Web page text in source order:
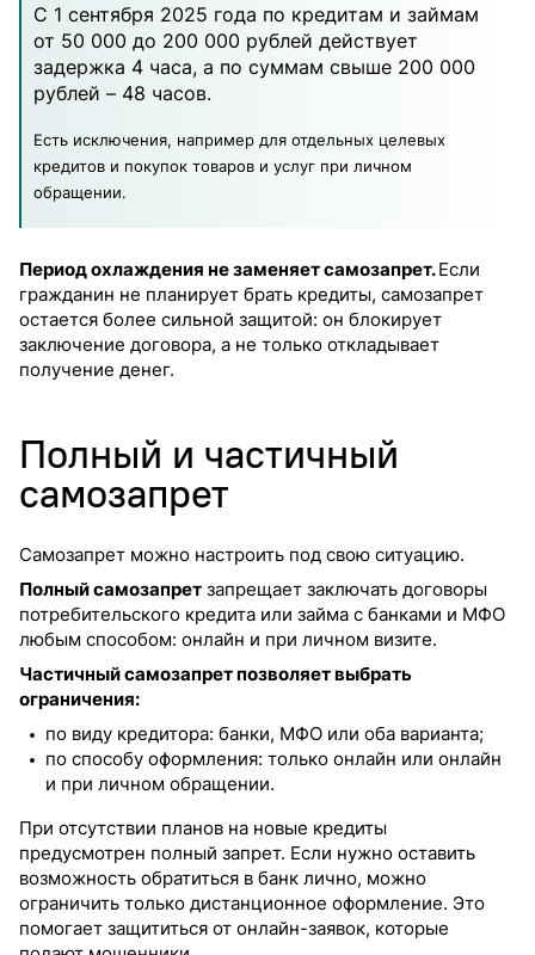
С 1 сентября 2025 года по кредитам и займам
от 50 000 до 200 000 рублей действует
задержка 4 часа, а по суммам свыше 200 000
рублей – 48 часов.
Есть исключения, например для отдельных целевых
кредитов и покупок товаров и услуг при личном
обращении.
Период охлаждения не заменяет самозапрет.Если
гражданин не планирует брать кредиты, самозапрет
остается более сильной защитой: он блокирует
заключение договора, а не только откладывает
получение денег.
Полный и частичный
самозапрет
Самозапрет можно настроить под свою ситуацию.
Полный самозапрет запрещает заключать договоры
потребительского кредита или займа с банками и МФО
любым способом: онлайн и при личном визите.
Частичный самозапрет позволяет выбрать
ограничения:
по виду кредитора: банки, МФО или оба варианта;
по способу оформления: только онлайн или онлайн
и при личном обращении.
При отсутствии планов на новые кредиты
предусмотрен полный запрет. Если нужно оставить
возможность обратиться в банк лично, можно
ограничить только дистанционное оформление. Это
помогает защититься от онлайн-заявок, которые